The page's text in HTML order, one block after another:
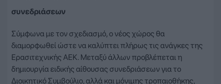
συνεδριάσεων
Σύμφωνα με τον σχεδιασμό, ο νέος χώρος θα
διαμορφωθεί ώστε να καλύπτει πλήρως τις ανάγκες της
Ερασιτεχνικής ΑΕΚ. Μεταξύ άλλων προβλέπεται η
δημιουργία ειδικής αίθουσας συνεδριάσεων για το
Διοικητικό Συμβούλιο, αλλά και μόνιμης τροπαιοθήκης,